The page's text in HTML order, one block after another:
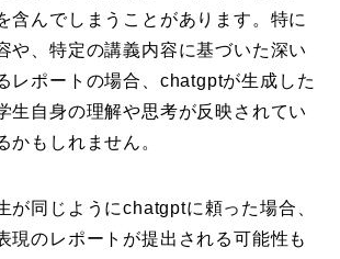
含んでしまうことがあります。特に
や、特定の講義内容に基づいた深い
レポートの場合、chatgptが生成した
生自身の理解や思考が反映されてい
かもしれません。
が同じようにchatgptに頼った場合、
現のレポートが提出される可能性も